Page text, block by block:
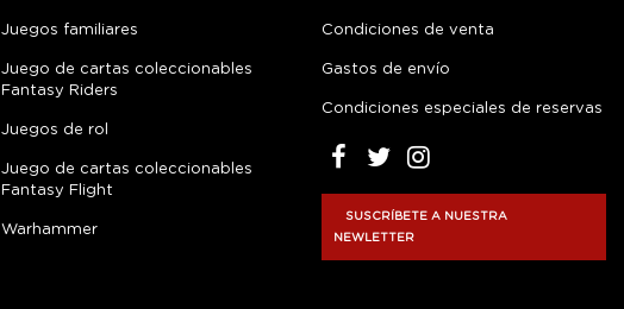
Juegos familiares
Juego de cartas coleccionables
Fantasy Riders
Juegos de rol
Juego de cartas coleccionables
Fantasy Flight
Warhammer
Condiciones de venta
Gastos de envío
Condiciones especiales de reservas
SUSCRÍBETE A NUESTRA
NEWLETTER